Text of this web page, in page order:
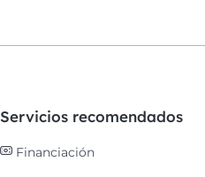
Servicios recomendados
Financiación